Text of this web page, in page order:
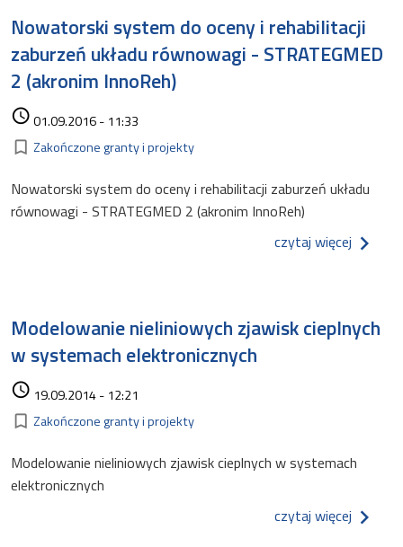
Nowatorski system do oceny i rehabilitacji
zaburzeń układu równowagi - STRATEGMED
2 (akronim InnoReh)
access_time01.09.2016 - 11:33
bookmark_border Kategorie
Zakończone granty i projekty
Nowatorski system do oceny i rehabilitacji zaburzeń układu
równowagi - STRATEGMED 2 (akronim InnoReh)
czytaj więcej o
Modelowanie nieliniowych zjawisk cieplnych
w systemach elektronicznych
access_time 19.09.2014 - 12:21
bookmark_border Kategorie
Zakończone granty i projekty
Modelowanie nieliniowych zjawisk cieplnych w systemach
elektronicznych
czytaj więcej o